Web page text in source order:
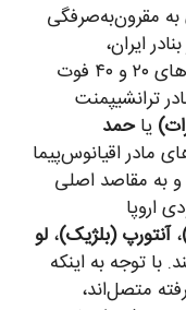
به مقرون‌به‌صرفگی
ایران،
، آغاز می‌شود. کانتینرهای ۲۰ و ۴۰ فوت
ترانشیپمنت
یاحمد
مادر اقیانوس‌پیما
و به مقاصد اصلی
اروپا
،آنتورپ (بلژیک)، لو
با توجه به اینکه
متصل‌اند،